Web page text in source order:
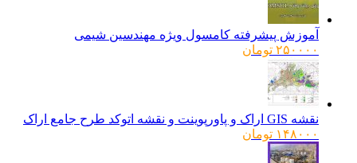
آموزش پیشرفته کامسول ویژه مهندسین شیمی
۲۵۰۰۰۰ تومان
نقشه GIS اراک و پاورپوینت و نقشه اتوکد طرح جامع اراک
۱۴۸۰۰۰ تومان